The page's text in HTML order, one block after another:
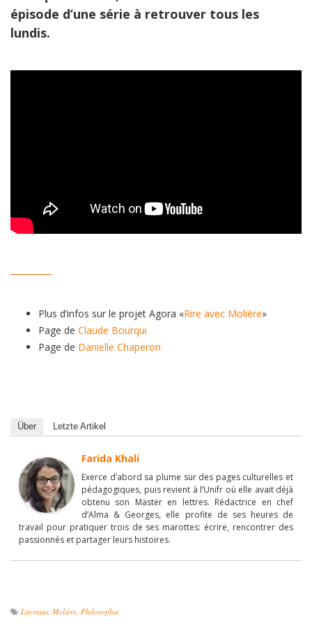
épisode d’une série à retrouver tous les
lundis.
Plus d’infos sur le projet Agora «Rire avec Molière»
Page de Claude Bourqui
Page de Danielle Chaperon
Über Letzte Artikel
Farida Khali
Exerce d’abord sa plume sur des pages culturelles et
pédagogiques, puis revient à l’Unifr où elle avait déjà
obtenu son Master en lettres. Rédactrice en chef
d’Alma & Georges, elle profite de ses heures de
travail pour pratiquer trois de ses marottes: écrire, rencontrer des
passionnés et partager leurs histoires.
Literatur, Molière Philosophie